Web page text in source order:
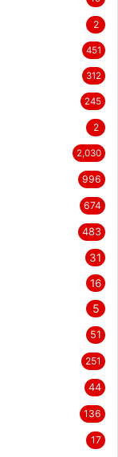
2
451
312
245
2
2,030
996
674
483
31
16
5
51
251
44
136
17